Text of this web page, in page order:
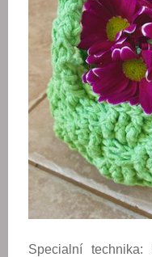
Specialní technika: